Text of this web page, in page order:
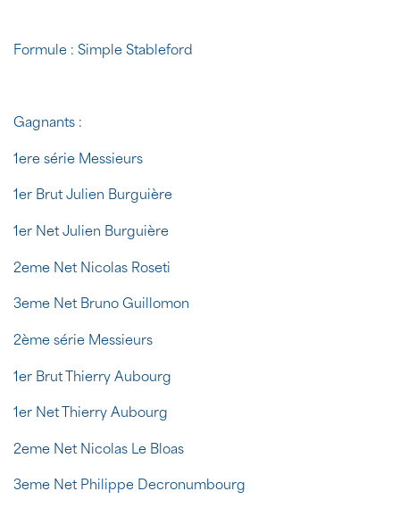
Formule : Simple Stableford
Gagnants :
1ere série Messieurs
1er Brut Julien Burguière
1er Net Julien Burguière
2eme Net Nicolas Roseti
3eme Net Bruno Guillomon
2ème série Messieurs
1er Brut Thierry Aubourg
1er Net Thierry Aubourg
2eme Net Nicolas Le Bloas
3eme Net Philippe Decronumbourg